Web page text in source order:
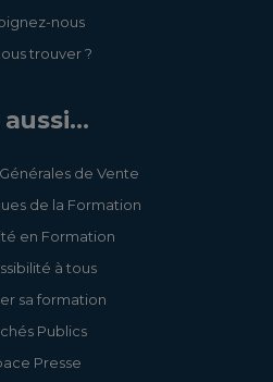
- Améliorez votre
au fil
- Lumière Pulsée
: Mettez-vous
- LASER : Mettez-
Pratiquez
cils semi-
nous
trouver ?
de Vente
de la Formation
en Formation
à tous
sa formation
Publics
Presse